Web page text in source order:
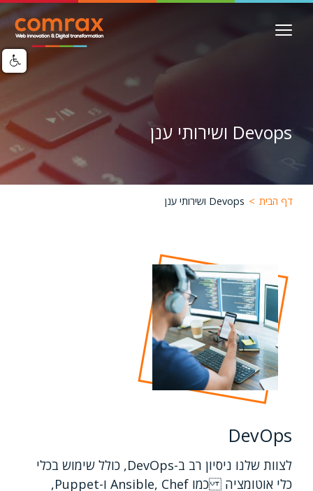
דילוג
לתוכן
העיקרי
Devops ושירותי ענן
Image
דף הבית > Devops ושירותי ענן
DevOps
לצוות שלנו ניסיון רב ב-DevOps, כולל שימוש בכלי
כלי אוטומציה כמו Ansible, Chef ו-Puppet,